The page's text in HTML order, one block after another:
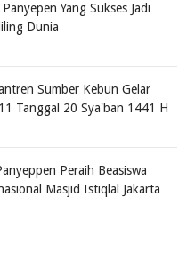
Yang Sukses Jadi
Dunia
Sumber Kebun Gelar
Tanggal 20 Sya'ban 1441 H
Peraih Beasiswa
Masjid Istiqlal Jakarta